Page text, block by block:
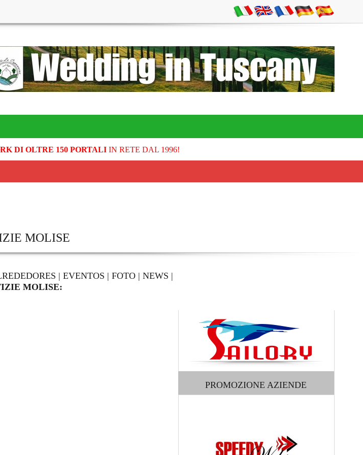
DI OLTRE 150 PORTALIIN RETE DAL 1996!
MOLISE
| EVENTOS | FOTO| NEWS |
MOLISE:
PROMOZIONE AZIENDE